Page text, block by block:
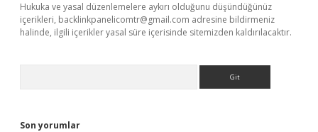
Hukuka ve yasal düzenlemelere aykırı olduğunu düşündüğünüz
içerikleri, backlinkpanelicomtr@gmail.com adresine bildirmeniz
halinde, ilgili içerikler yasal süre içerisinde sitemizden kaldırılacaktır.
Son yorumlar